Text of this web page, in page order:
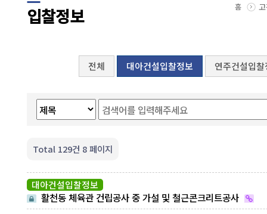
입찰정보 홈
전체 대아건설입찰정보 연주건설입
Total 129건 8 페이지
대아건설입찰정보
활천동 체육관 건립공사 중 가설 및 철근콘크리트공사